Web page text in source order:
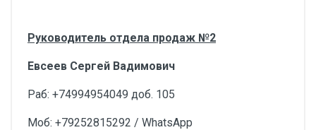
Руководитель отдела продаж №2
Евсеев Сергей Вадимович
Раб: +74994954049 доб. 105
Моб: +79252815292 / WhatsApp